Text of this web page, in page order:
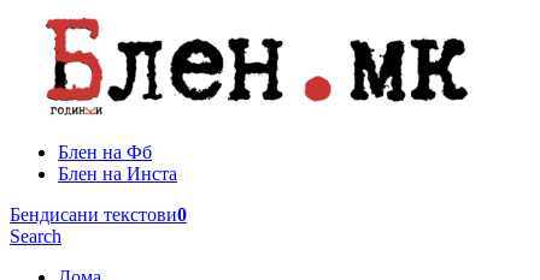
Блен на Фб
Блен на Инста
Бендисани текстови0
Search